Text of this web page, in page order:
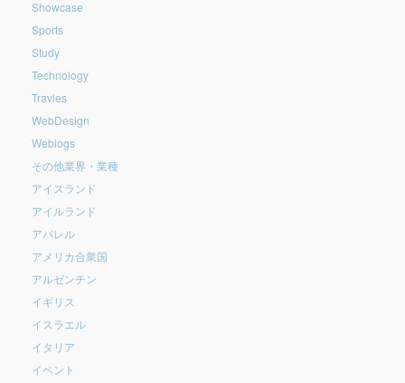
Showcase
Sports
Study
Technology
Travles
WebDesign
Weblogs
その他業界・業種
アイスランド
アイルランド
アパレル
アメリカ合衆国
アルゼンチン
イギリス
イスラエル
イタリア
イベント